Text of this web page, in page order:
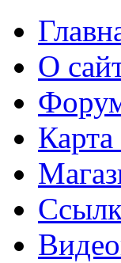
О
Карта